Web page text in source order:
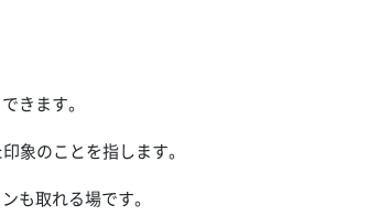
きます。
象のことを指します。
も取れる場です。